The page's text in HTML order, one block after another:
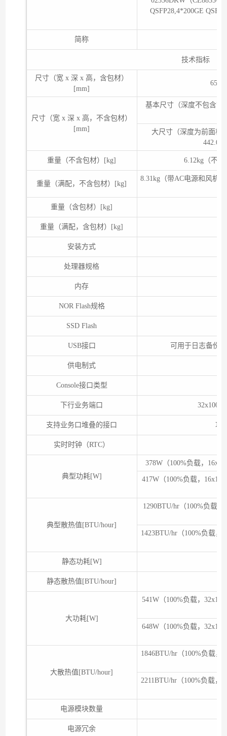
QSFP28,4*200GE
简称
技术指标
尺寸（宽 x 深 x 高，含包材）
[mm]
尺寸（宽 x 深 x 高，不含包材）
[mm]
基本尺寸（深度不包含前
大尺寸（深度为前面板
重量（不含包材）[kg] 6.12kg（不
重量（满配，不含包材）[kg]
8.31kg（带AC电源和风机
重量（含包材）[kg]
重量（满配，含包材）[kg]
安装方式
处理器规格
内存
NOR Flash规格
SSD Flash
USB接口 可用于日志备份
供电制式
Console接口类型
下行业务端口 32x100G
支持业务口堆叠的接口 功
实时时钟（RTC）
典型功耗[W]
378W（100%负载，
417W（100%负载，
典型散热值[BTU/hour]
1290BTU/hr（100%负载
1423BTU/hr（100%负载，
静态功耗[W]
静态散热值[BTU/hour]
大功耗[W]
541W（100%负载，
648W（100%负载，
大散热值[BTU/hour]
1846BTU/hr（100%负载，
2211BTU/hr（100%负载，
电源模块数量
电源冗余